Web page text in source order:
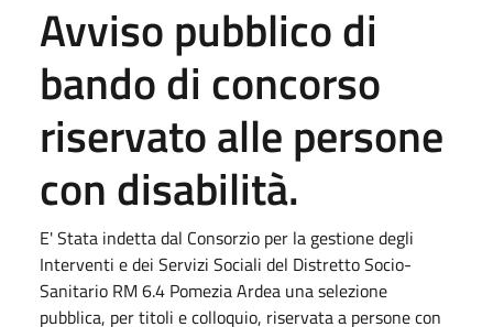
Avviso pubblico di
bando di concorso
riservato alle persone
con disabilità.
E' Stata indetta dal Consorzio per la gestione degli
Interventi e dei Servizi Sociali del Distretto Socio-
Sanitario RM 6.4 Pomezia Ardea una selezione
pubblica, per titoli e colloquio, riservata a persone con